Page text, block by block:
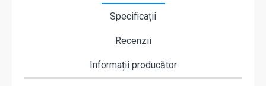
Specificații
Recenzii
Informații producător